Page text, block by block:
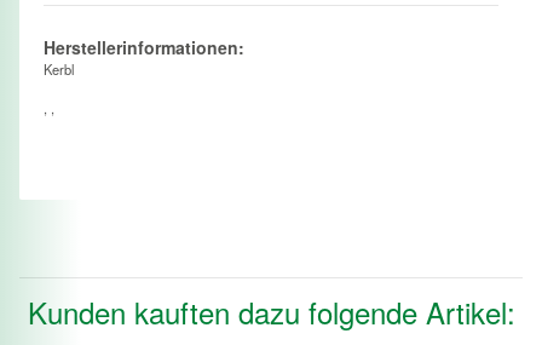
Herstellerinformationen:
Kerbl
, ,
Kunden kauften dazu folgende Artikel: